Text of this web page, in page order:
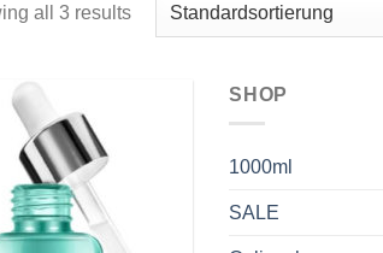
all 3 results
hinzufügen
SHOP
1000ml
SALE